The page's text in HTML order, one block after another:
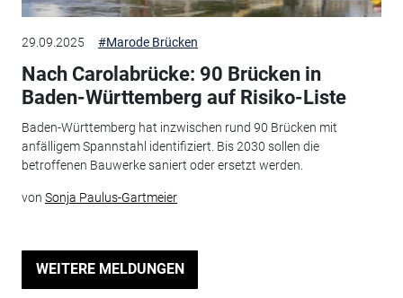
29.09.2025 #Marode Brücken
Nach Carolabrücke: 90 Brücken in
Baden-Württemberg auf Risiko-Liste
Baden-Württemberg hat inzwischen rund 90 Brücken mit
anfälligem Spannstahl identifiziert. Bis 2030 sollen die
betroffenen Bauwerke saniert oder ersetzt werden.
von Sonja Paulus-Gartmeier
WEITERE MELDUNGEN